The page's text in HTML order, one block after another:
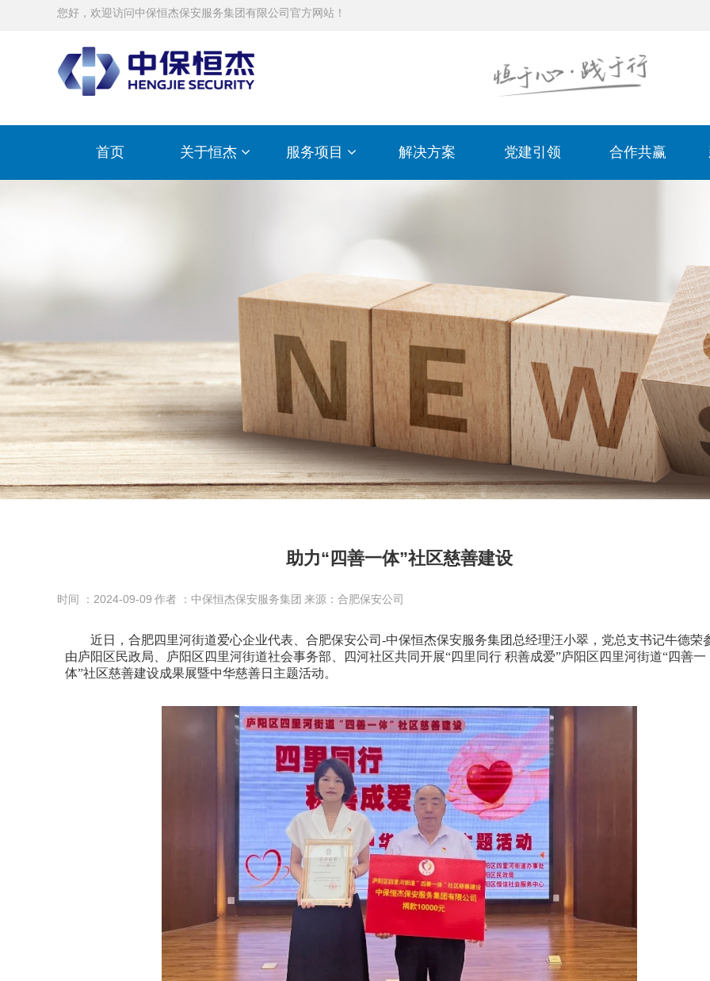
首页 关于恒杰 服务项目 解决方案 党建引领 合作共赢
您好，欢迎访问中保恒杰保安服务集团有限公司官方网站！
助力“四善一体”社区慈善建设
时间 ：2024-09-09 作者 ：中保恒杰保安服务集团 来源：合肥保安公司
近日，合肥四里河街道爱心企业代表、合肥保安公司-中保恒杰保安服务集团总经理汪小翠，党总支书记牛德荣
由庐阳区民政局、庐阳区四里河街道社会事务部、四河社区共同开展“四里同行 积善成爱”庐阳区四里河街道“四善一
体”社区慈善建设成果展暨中华慈善日主题活动。